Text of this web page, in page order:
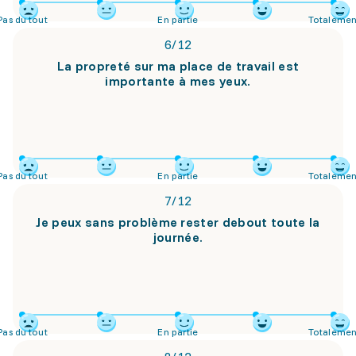
du tout En partie
6/12
La propreté sur ma place de travail est
importante à mes yeux.
du tout En partie
7/12
Je peux sans problème rester debout toute la
journée.
du tout En partie